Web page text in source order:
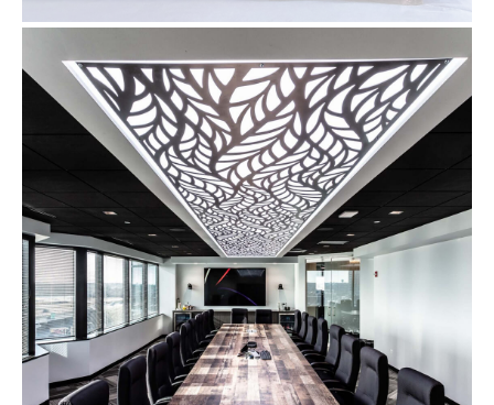
Перегородки в спальне